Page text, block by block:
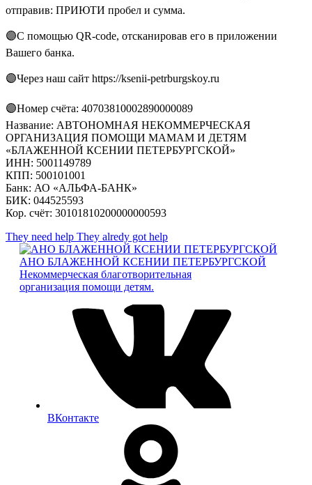
отправив: ПРИЮТИ пробел и сумма.
🟣С помощью QR-code, отсканировав его в приложении
Вашего банка.
🟣Через наш сайт https://ksenii-petrburgskoy.ru
🟣Номер счёта: 40703810002890000089
Название: АВТОНОМНАЯ НЕКОММЕРЧЕСКАЯ
ОРГАНИЗАЦИЯ ПОМОЩИ МАМАМ И ДЕТЯМ
«БЛАЖЕННОЙ КСЕНИИ ПЕТЕРБУРГСКОЙ»
ИНН: 5001149789
КПП: 500101001
Банк: АО «АЛЬФА-БАНК»
БИК: 044525593
Кор. счёт: 30101810200000000593
They need help They alredy got help
АНО БЛАЖЕННОЙ КСЕНИИ ПЕТЕРБУРГСКОЙ
Некоммерческая благотворительная
организация помощи детям.
ВКонтакте